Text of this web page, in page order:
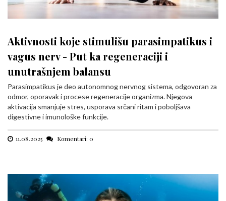
Aktivnosti koje stimulišu parasimpatikus i
vagus nerv - Put ka regeneraciji i
unutrašnjem balansu
Parasimpatikus je deo autonomnog nervnog sistema, odgovoran za
odmor, oporavak i procese regeneracije organizma. Njegova
aktivacija smanjuje stres, usporava srčani ritam i poboljšava
digestivne i imunološke funkcije.
11.08.2025 Komentari: 0